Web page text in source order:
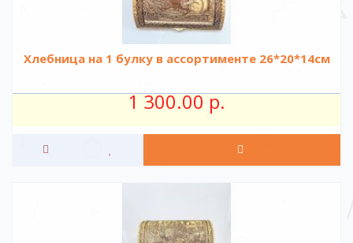
Хлебница на 1 булку в ассортименте 26*20*14см
1 300.00 р.